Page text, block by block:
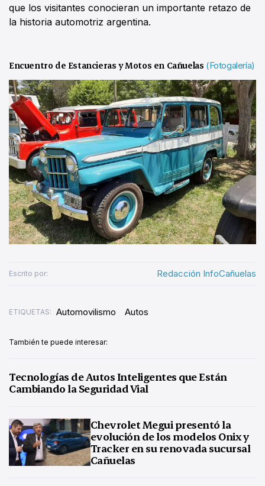
que los visitantes conocieran un importante retazo de
la historia automotriz argentina.
Encuentro de Estancieras y Motos en Cañuelas (Fotogalería)
Escrito por: Redacción InfoCañuelas
ETIQUETAS: Automovilismo Autos
También te puede interesar:
Tecnologías de Autos Inteligentes que Están
Cambiando la Seguridad Vial
Chevrolet Megui presentó la
evolución de los modelos Onix y
Tracker en su renovada sucursal
Cañuelas